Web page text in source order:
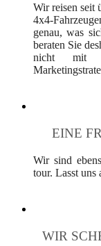
Wir reisen seit
4x4-
genau, was
beraten Sie
nicht mit
EINE
Wir sind
tour. Lasst uns
WIR